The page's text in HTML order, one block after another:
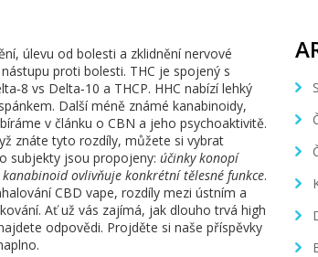
úlevu od bolesti a zklidnění nervové
proti bolesti. THC je spojený s
vs Delta‑10 a THCP. HHC nabízí lehký
Další méně známé kanabinoidy,
v článku o CBN a jeho psychoaktivitě.
znáte tyto rozdíly, můžete si vybrat
subjekty jsou propojeny: účinky konopí
kanabinoid ovlivňuje konkrétní tělesné funkce.
CBD vape, rozdíly mezi ústním a
Ať už vás zajímá, jak dlouho trvá high
odpovědi. Projděte si naše příspěvky